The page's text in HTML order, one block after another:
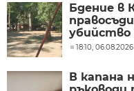
Бдение в
убийство
18:10, 06.08.2026
В капана